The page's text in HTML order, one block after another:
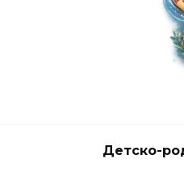
Детско-